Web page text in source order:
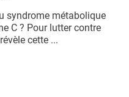
syndrome métabolique
C ? Pour lutter contre
cette ...